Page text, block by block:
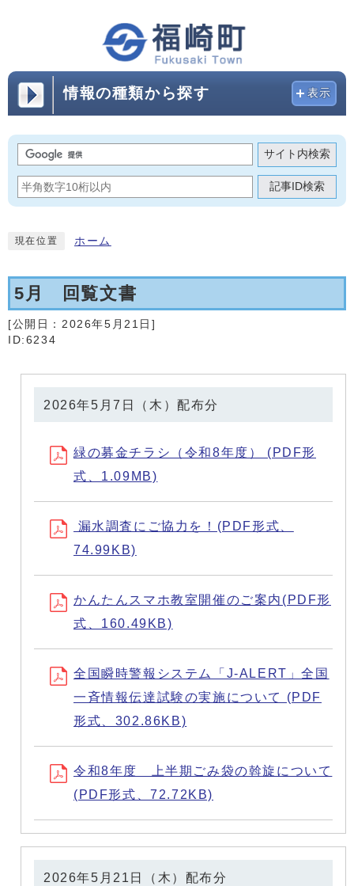
情報の種類から探す 表示
サイト内検索
記事ID検索
現在位置 ホーム
5月 回覧文書
[公開日： 2026年5月21日 ]
ID:6234
2026年5月7日（木）配布分
緑の募金チラシ（令和8年度） (PDF形
式、1.09MB)
漏水調査にご協力を！(PDF形式、
74.99KB)
かんたんスマホ教室開催のご案内(PDF形
式、160.49KB)
全国瞬時警報システム「J-ALERT」全国
一斉情報伝達試験の実施について (PDF
形式、302.86KB)
令和8年度 上半期ごみ袋の斡旋について
(PDF形式、72.72KB)
2026年5月21日（木）配布分